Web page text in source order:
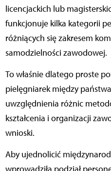
licencjackich lub
funkcjonuje kilka kategorii
różniących się zakresem
samodzielności zawodowej.
To właśnie dlatego proste
pielęgniarek między
uwzględnienia różnic
kształcenia i organizacji
wnioski.
Aby ujednolicić